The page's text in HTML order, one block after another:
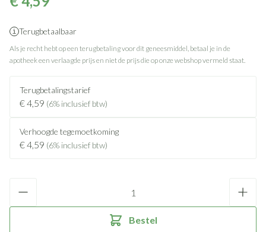
Terugbetaalbaar
Als je recht hebt op een terugbetaling voor dit geneesmiddel, betaal je in de
apotheek een verlaagde prijs en niet de prijs die op onze webshop vermeld staat.
Terugbetalingstarief
€ 4,59 (6% inclusief btw)
Verhoogde tegemoetkoming
€ 4,59 (6% inclusief btw)
Bestel